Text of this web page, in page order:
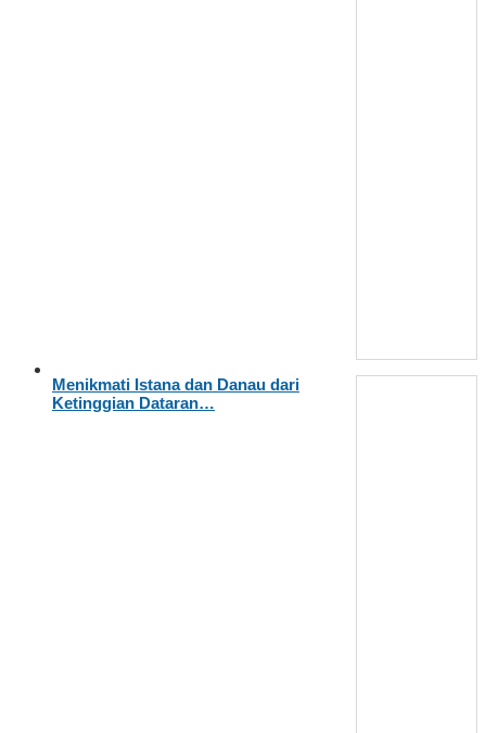
Menikmati Istana dan Danau dari
Ketinggian Dataran…